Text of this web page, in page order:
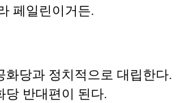
페일린이거든.
당과 정치적으로 대립한다.
당 반대편이 된다.